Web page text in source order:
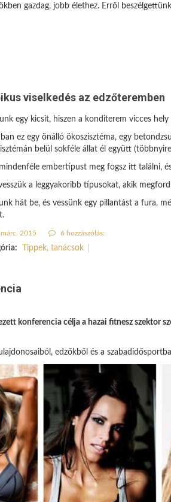
gazdag, jobb élethez. Erről
viselkedés az edzőteremben
egy kicsit, hiszen a konditerem vicces
ez egy önálló ökoszisztéma, egy
belül sokféle állat él együtt
mindenféle embertípust meg fogsz itt találni,
a leggyakoribb típusokat, akik
hát be, és vessünk egy pillantást a fura,
2015 6 hozzászólás:
Tippek, tanácsok
konferencia célja a hazai fitnesz
edzőkből és a